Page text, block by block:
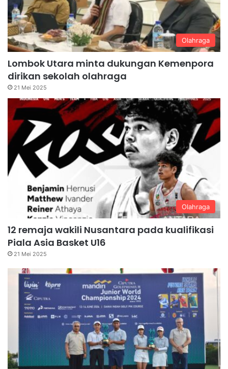
Olahraga
Lombok Utara minta dukungan Kemenpora
dirikan sekolah olahraga
21 Mei 2025
Olahraga
12 remaja wakili Nusantara pada kualifikasi
Piala Asia Basket U16
21 Mei 2025